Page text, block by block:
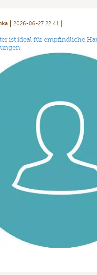
2026-06-27 22:41
ist ideal für empfindliche